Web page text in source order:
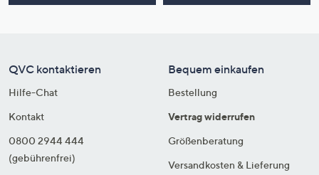
QVC kontaktieren
Hilfe-Chat
Kontakt
0800 2944 444
(gebührenfrei)
Bequem einkaufen
Bestellung
Vertrag widerrufen
Größenberatung
Versandkosten & Lieferung